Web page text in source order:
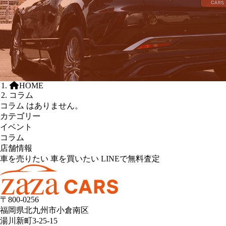
HOME
コラム
コラム はありません。
カテゴリー
イベント
コラム
店舗情報
車を売りたい 車を買いたい LINEで無料査定
〒800-0256
福岡県北九州市小倉南区
湯川新町3-25-15